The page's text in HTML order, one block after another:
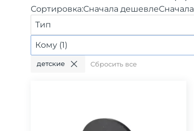
Сортировка:Сначала дешевле
Тип
Кому (1)
детские Сбросить все